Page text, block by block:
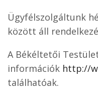
Ügyfélszolgáltunk
között áll
A Békéltetői
információk http://
találhatóak.